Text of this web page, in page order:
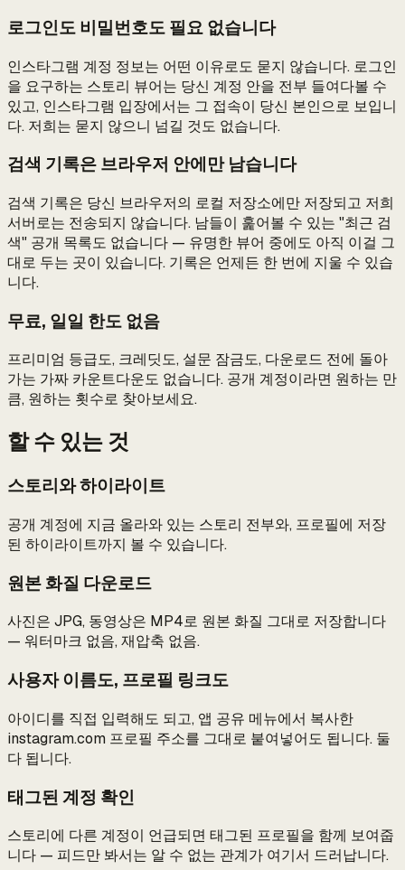
로그인도 비밀번호도 필요 없습니다
인스타그램 계정 정보는 어떤 이유로도 묻지 않습니다. 로그인
을 요구하는 스토리 뷰어는 당신 계정 안을 전부 들여다볼 수
있고, 인스타그램 입장에서는 그 접속이 당신 본인으로 보입니
다. 저희는 묻지 않으니 넘길 것도 없습니다.
검색 기록은 브라우저 안에만 남습니다
검색 기록은 당신 브라우저의 로컬 저장소에만 저장되고 저희
서버로는 전송되지 않습니다. 남들이 훑어볼 수 있는 "최근 검
색" 공개 목록도 없습니다 — 유명한 뷰어 중에도 아직 이걸 그
대로 두는 곳이 있습니다. 기록은 언제든 한 번에 지울 수 있습
니다.
무료, 일일 한도 없음
프리미엄 등급도, 크레딧도, 설문 잠금도, 다운로드 전에 돌아
가는 가짜 카운트다운도 없습니다. 공개 계정이라면 원하는 만
큼, 원하는 횟수로 찾아보세요.
할 수 있는 것
스토리와 하이라이트
공개 계정에 지금 올라와 있는 스토리 전부와, 프로필에 저장
된 하이라이트까지 볼 수 있습니다.
원본 화질 다운로드
사진은 JPG, 동영상은 MP4로 원본 화질 그대로 저장합니다
— 워터마크 없음, 재압축 없음.
사용자 이름도, 프로필 링크도
아이디를 직접 입력해도 되고, 앱 공유 메뉴에서 복사한
instagram.com 프로필 주소를 그대로 붙여넣어도 됩니다. 둘
다 됩니다.
태그된 계정 확인
스토리에 다른 계정이 언급되면 태그된 프로필을 함께 보여줍
니다 — 피드만 봐서는 알 수 없는 관계가 여기서 드러납니다.